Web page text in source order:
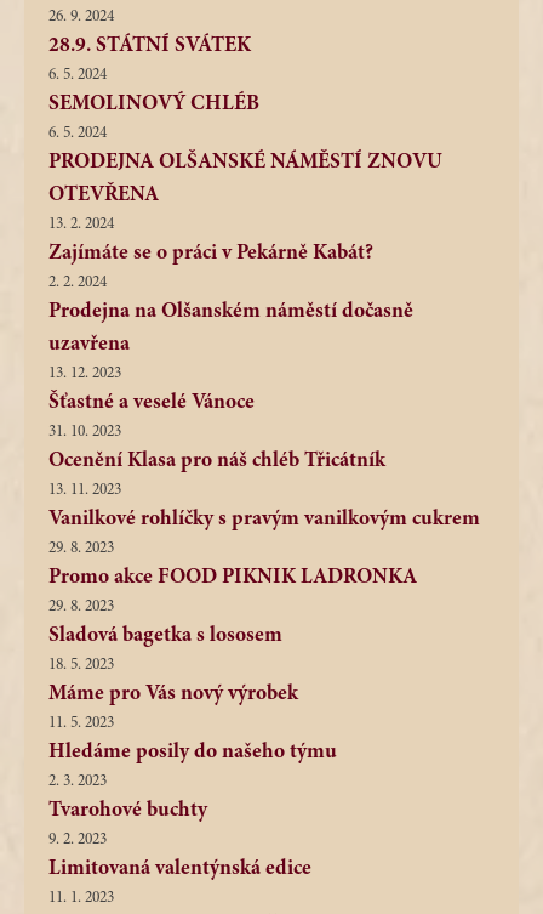
26. 9. 2024
28.9. STÁTNÍ SVÁTEK
6. 5. 2024
SEMOLINOVÝ CHLÉB
6. 5. 2024
PRODEJNA OLŠANSKÉ NÁMĚSTÍ ZNOVU
OTEVŘENA
13. 2. 2024
Zajímáte se o práci v Pekárně Kabát?
2. 2. 2024
Prodejna na Olšanském náměstí dočasně
uzavřena
13. 12. 2023
Šťastné a veselé Vánoce
31. 10. 2023
Ocenění Klasa pro náš chléb Třicátník
13. 11. 2023
Vanilkové rohlíčky s pravým vanilkovým cukrem
29. 8. 2023
Promo akce FOOD PIKNIK LADRONKA
29. 8. 2023
Sladová bagetka s lososem
18. 5. 2023
Máme pro Vás nový výrobek
11. 5. 2023
Hledáme posily do našeho týmu
2. 3. 2023
Tvarohové buchty
9. 2. 2023
Limitovaná valentýnská edice
11. 1. 2023